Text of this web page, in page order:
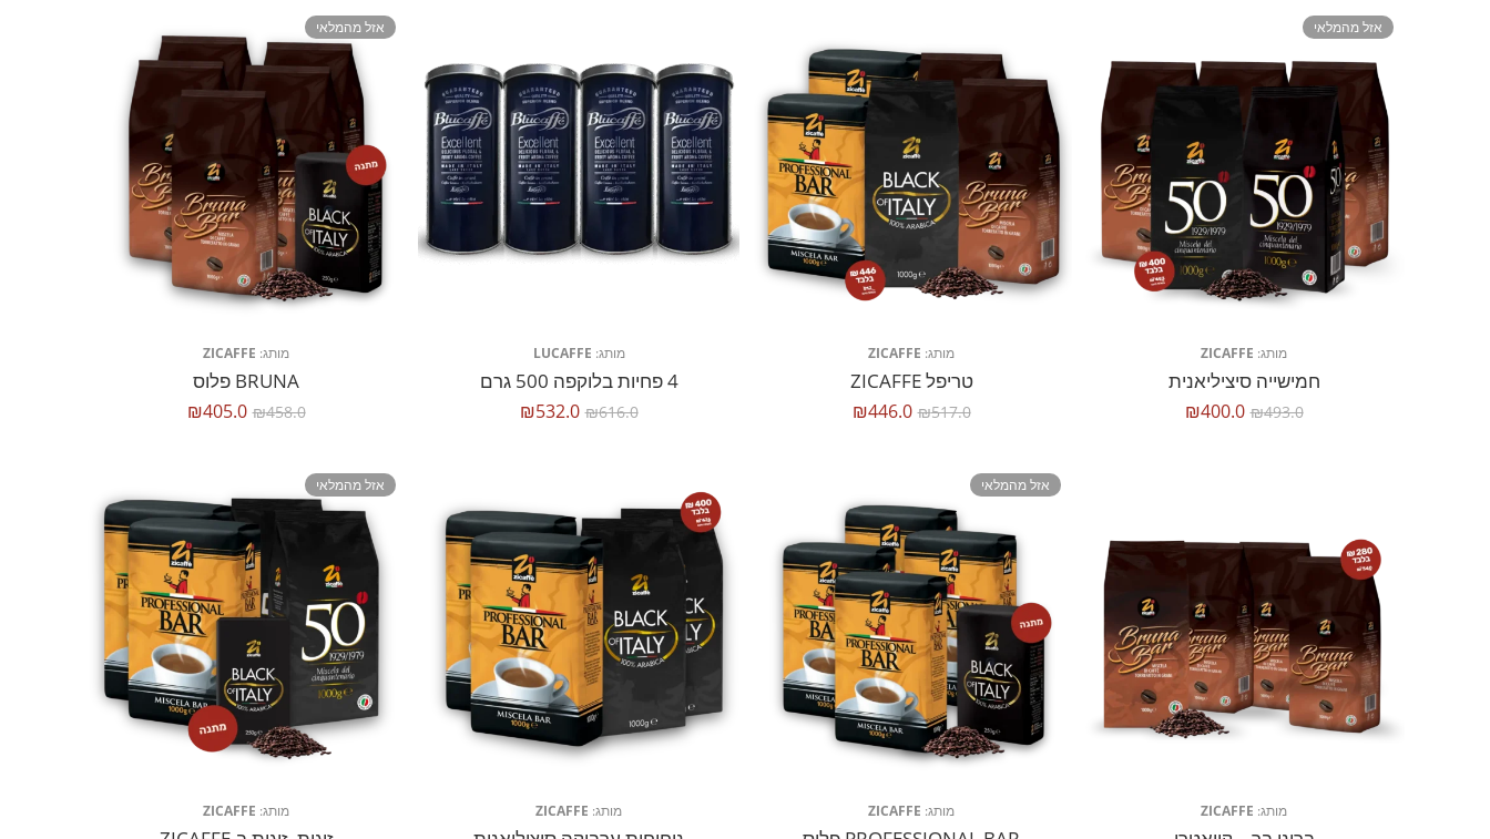
אזל מהמלאי
מותג: ZICAFFE
חמישייה סיציליאנית
₪493.0
₪400.0
מותג: ZICAFFE
‏טריפל ZICAFFE
₪517.0
₪446.0
מותג: LUCAFFE
4 פחיות בלוקפה 500 גרם
₪616.0
₪532.0
אזל מהמלאי
מותג: ZICAFFE
BRUNA פלוס
₪458.0
₪405.0
מותג: ZICAFFE
אזל מהמלאי
מותג: ZICAFFE מותג: ZICAFFE
אזל מהמלאי
מותג: ZICAFFE